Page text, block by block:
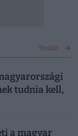
Tovább
tudnia kell,
a magyar